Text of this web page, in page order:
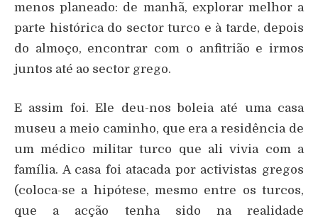
menos planeado: de manhã, explorar melhor a
parte histórica do sector turco e à tarde, depois
do almoço, encontrar com o anfitrião e irmos
juntos até ao sector grego.
E assim foi. Ele deu-nos boleia até uma casa
museu a meio caminho, que era a residência de
um médico militar turco que ali vivia com a
família. A casa foi atacada por activistas gregos
(coloca-se a hipótese, mesmo entre os turcos,
que a acção tenha sido na realidade